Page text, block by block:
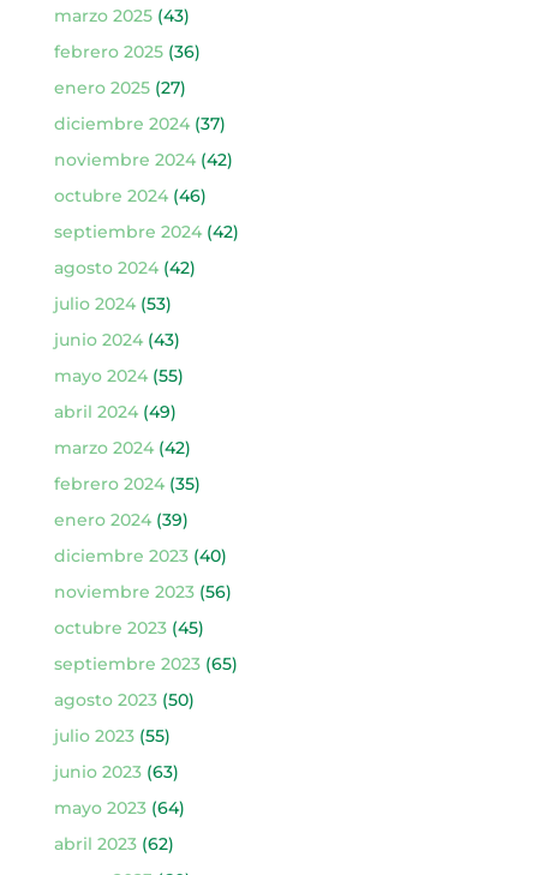
marzo 2025(43)
febrero 2025(36)
enero 2025(27)
diciembre 2024(37)
noviembre 2024(42)
octubre 2024(46)
septiembre 2024(42)
agosto 2024(42)
julio 2024(53)
junio 2024(43)
mayo 2024(55)
abril 2024(49)
marzo 2024(42)
febrero 2024(35)
enero 2024(39)
diciembre 2023(40)
noviembre 2023(56)
octubre 2023(45)
septiembre 2023(65)
agosto 2023(50)
julio 2023(55)
junio 2023(63)
mayo 2023(64)
abril 2023(62)